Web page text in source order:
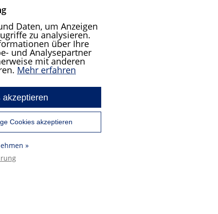
Daten, um Anzeigen
zu analysieren.
über Ihre
und Analysepartner
mit anderen
Mehr erfahren
akzeptieren
Cookies akzeptieren
»